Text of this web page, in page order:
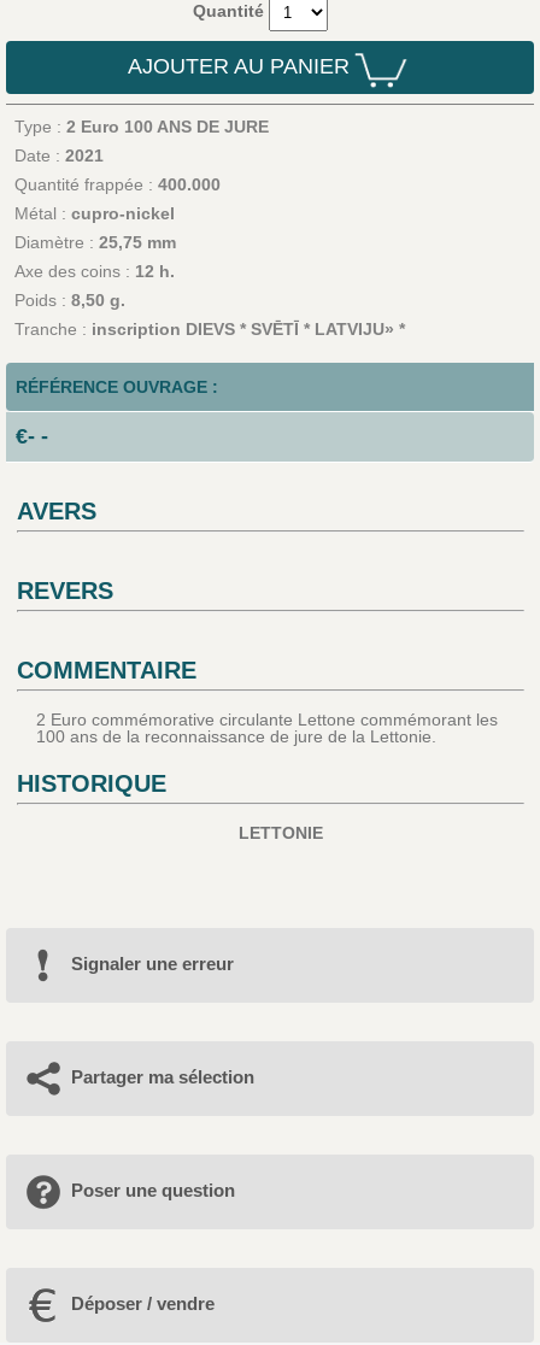
Quantité
AJOUTER AU PANIER
Type : 2 Euro 100 ANS DE JURE
Date : 2021
Quantité frappée : 400.000
Métal : cupro-nickel
Diamètre : 25,75 mm
Axe des coins : 12 h.
Poids : 8,50 g.
Tranche : inscription DIEVS * SVĒTĪ * LATVIJU» *
RÉFÉRENCE OUVRAGE :
€- -
AVERS
REVERS
COMMENTAIRE
2 Euro commémorative circulante Lettone commémorant les
100 ans de la reconnaissance de jure de la Lettonie.
HISTORIQUE
LETTONIE
Signaler une erreur
Partager ma sélection
Poser une question
Déposer / vendre